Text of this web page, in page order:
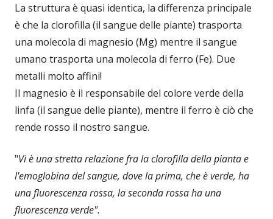
La struttura è quasi identica, la differenza principale
è che la clorofilla (il sangue delle piante) trasporta
una molecola di magnesio (Mg) mentre il sangue
umano trasporta una molecola di ferro (Fe). Due
metalli molto affini!
Il magnesio è il responsabile del colore verde della
linfa (il sangue delle piante), mentre il ferro è ciò che
rende rosso il nostro sangue.
"Vi è una stretta relazione fra la clorofilla della pianta e
l'emoglobina del sangue, dove la prima, che è verde, ha
una fluorescenza rossa, la seconda rossa ha una
fluorescenza verde".